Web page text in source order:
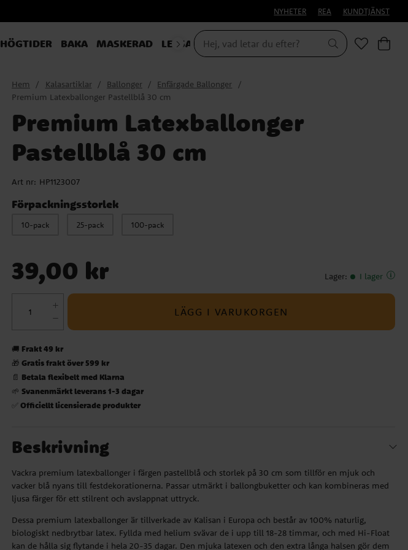
NYHETER REA KUNDTJÄNST
HÖGTIDER BAKA MASKERAD LEKSAKER & PRESENTER
Hem Kalasartiklar Ballonger
Enfärgade Ballonger
Premium Latexballonger Pastellblå 30 cm
Premium Latexballonger
Pastellblå 30 cm
Art nr: HP1123007
Förpackningsstorlek
10-pack 25-pack 100-pack
39,00 kr Lager: I lager
LÄGG I VARUKORGEN
🚚 Frakt 49 kr
🎁Gratis frakt över 599 kr
📄 Betala flexibelt med Klarna
🌱Svanenmärkt leverans 1-3 dagar
✅Officiellt licensierade produkter
Beskrivning
Vackra premium latexballonger i färgen pastellblå och storlek på 30 cm som tillför en mjuk och
vacker blå nyans till festdekorationerna. Passar utmärkt i ballongbuketter och kan kombineras med
ljusa färger för ett stilrent och avslappnat uttryck.
Dessa premium latexballonger är tillverkade av Kalisan i Europa och består av 100% naturlig,
biologiskt nedbrytbar latex. Fyllda med helium svävar de i upp till 18-28 timmar, och med Hi-Float
kan de hålla sig flytande i hela 20-35 dagar. Den mjuka latexen och den extra långa halsen gör dem